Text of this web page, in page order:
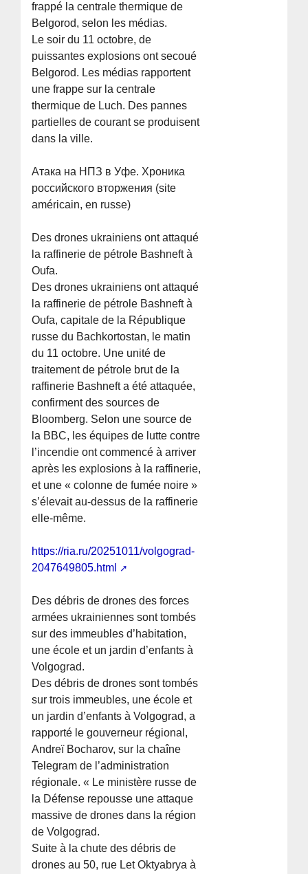
frappé la centrale thermique de
Belgorod, selon les médias.
Le soir du 11 octobre, de
puissantes explosions ont secoué
Belgorod. Les médias rapportent
une frappe sur la centrale
thermique de Luch. Des pannes
partielles de courant se produisent
dans la ville.
Атака на НПЗ в Уфе. Хроника
российского вторжения (site
américain, en russe)
Des drones ukrainiens ont attaqué
la raffinerie de pétrole Bashneft à
Oufa.
Des drones ukrainiens ont attaqué
la raffinerie de pétrole Bashneft à
Oufa, capitale de la République
russe du Bachkortostan, le matin
du 11 octobre. Une unité de
traitement de pétrole brut de la
raffinerie Bashneft a été attaquée,
confirment des sources de
Bloomberg. Selon une source de
la BBC, les équipes de lutte contre
l’incendie ont commencé à arriver
après les explosions à la raffinerie,
et une « colonne de fumée noire »
s’élevait au-dessus de la raffinerie
elle-même.
https://ria.ru/20251011/volgograd-
2047649805.html
Des débris de drones des forces
armées ukrainiennes sont tombés
sur des immeubles d’habitation,
une école et un jardin d’enfants à
Volgograd.
Des débris de drones sont tombés
sur trois immeubles, une école et
un jardin d’enfants à Volgograd, a
rapporté le gouverneur régional,
Andreï Bocharov, sur la chaîne
Telegram de l’administration
régionale. « Le ministère russe de
la Défense repousse une attaque
massive de drones dans la région
de Volgograd.
Suite à la chute des débris de
drones au 50, rue Let Oktyabrya à